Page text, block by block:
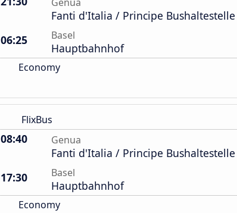
Fanti d'Italia / Principe Bushaltestelle
06:25
Basel
Hauptbahnhof
Economy
FlixBus
08:40 Genua
Fanti d'Italia / Principe Bushaltestelle
17:30
Basel
Hauptbahnhof
Economy